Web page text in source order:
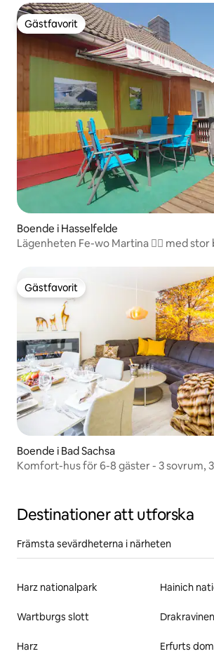
Gästfavorit
Gästfavorit
Boende i Hasselfelde
Lägenheten Fe-wo Martina 🧙‍♀️ med
Gästfavorit
Gästfavorit
Boende i Bad Sachsa
Komfort-hus för 6-8 gäster - 3 sovrum,
Destinationer att utforska
Främsta sevärdheterna i närheten
Harz nationalpark Hainich
Wartburgs slott Drakravinen
Harz Erfurts